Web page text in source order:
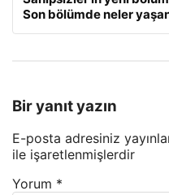
Son bölümde neler
Bir yanıt yazın
E-posta adresiniz
ile işaretlenmişlerdir
Yorum *